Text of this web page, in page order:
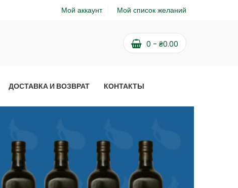
Мой аккаунт Мой список желаний
0 - ₴0.00
ДОСТАВКА И ВОЗВРАТ КОНТАКТЫ